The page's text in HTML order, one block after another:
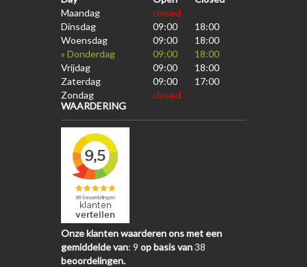
Maandag
closed
Dinsdag
09:00
18:00
Woensdag
09:00
18:00
» Donderdag
09:00
18:00
Vrijdag
09:00
18:00
Zaterdag
09:00
17:00
Zondag
closed
WAARDERING
Onze klanten waarderen ons met een
gemiddelde van: 9 op basis van38
beoordelingen.